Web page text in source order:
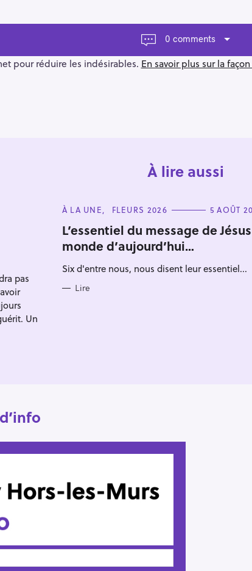
0 comments
pour réduire les indésirables. En savoir plus sur la
À lire aussi
pas
Un
C
T
E
G
O
I
S
À LA UNE FLEURS 2026 5 AOÛT
L’essentiel du message de
monde d’aujourd’hui…
Six d'entre nous, nous disent leur essentiel...
Lire